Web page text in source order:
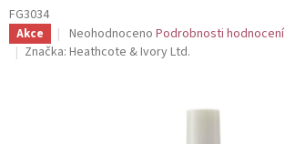
FG3034
Akce
Průměrné
hodnocení
Neohodnoceno Podrobnosti hodnocení
Značka: Heathcote & Ivory Ltd.